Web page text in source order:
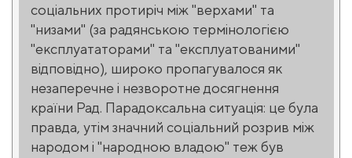
соціальних протиріч між "верхами" та
"низами" (за радянською термінологією
"експлуататорами" та "експлуатованими"
відповідно), широко пропагувалося як
незаперечне і незворотне досягнення
країни Рад. Парадоксальна ситуація: це була
правда, утім значний соціальний розрив між
народом і "народною владою" теж був